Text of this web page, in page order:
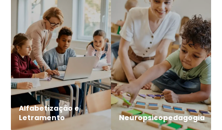
Alfabetização e
Letramento
Neuropsicopedagogia